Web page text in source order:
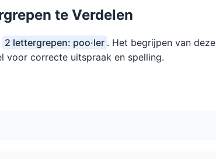
te Verdelen
2 lettergrepen: poo·ler . Het begrijpen van deze
voor correcte uitspraak en spelling.